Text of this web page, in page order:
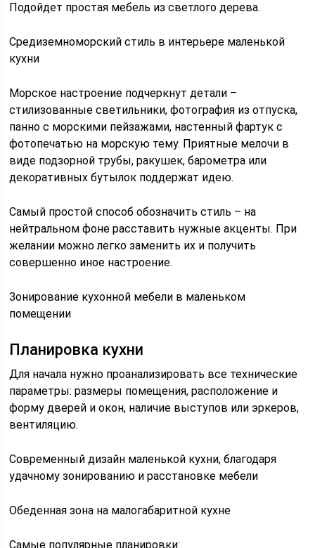
Подойдет простая мебель из светлого дерева.
Средиземноморский стиль в интерьере маленькой
кухни
Морское настроение подчеркнут детали –
стилизованные светильники, фотография из отпуска,
панно с морскими пейзажами, настенный фартук с
фотопечатью на морскую тему. Приятные мелочи в
виде подзорной трубы, ракушек, барометра или
декоративных бутылок поддержат идею.
Самый простой способ обозначить стиль – на
нейтральном фоне расставить нужные акценты. При
желании можно легко заменить их и получить
совершенно иное настроение.
Зонирование кухонной мебели в маленьком
помещении
Планировка кухни
Для начала нужно проанализировать все технические
параметры: размеры помещения, расположение и
форму дверей и окон, наличие выступов или эркеров,
вентиляцию.
Современный дизайн маленькой кухни, благодаря
удачному зонированию и расстановке мебели
Обеденная зона на малогабаритной кухне
Самые популярные планировки: